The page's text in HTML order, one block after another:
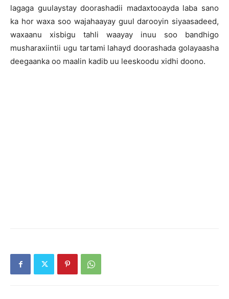
lagaga guulaystay doorashadii madaxtooayda laba sano
ka hor waxa soo wajahaayay guul darooyin siyaasadeed,
waxaanu xisbigu tahli waayay inuu soo bandhigo
musharaxiintii ugu tartami lahayd doorashada golayaasha
deegaanka oo maalin kadib uu leeskoodu xidhi doono.